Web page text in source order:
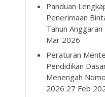
Panduan
Penerimaan
Tahun
Mar 2026
Peraturan
Pendidikan
Menengah
2026 27 Feb